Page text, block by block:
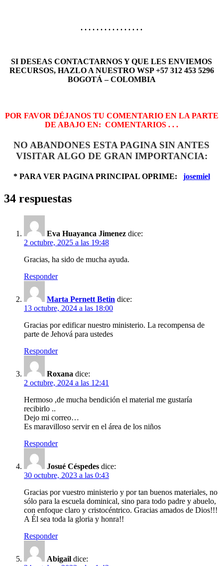
. . . . . . . . . . . . . . . .
SI DESEAS CONTACTARNOS Y QUE LES ENVIEMOS
RECURSOS, HAZLO A NUESTRO WSP +57 312 453 5296
BOGOTÁ – COLOMBIA
POR FAVOR DÉJANOS TU COMENTARIO EN LA PARTE
DE ABAJO EN: COMENTARIOS . . .
NO ABANDONES ESTA PAGINA SIN ANTES
VISITAR ALGO DE GRAN IMPORTANCIA:
* PARA VER PAGINA PRINCIPAL OPRIME: josemiel
34 respuestas
Eva Huayanca Jimenez dice:
2 octubre, 2025 a las 19:48
Gracias, ha sido de mucha ayuda.
Responder
Marta Pernett Betin dice:
13 octubre, 2024 a las 18:00
Gracias por edificar nuestro ministerio. La recompensa de
parte de Jehová para ustedes
Responder
Roxana dice:
2 octubre, 2024 a las 12:41
Hermoso ,de mucha bendición el material me gustaría
recibirlo ..
Dejo mi correo…
Es maravilloso servir en el área de los niños
Responder
Josué Céspedes dice:
30 octubre, 2023 a las 0:43
Gracias por vuestro ministerio y por tan buenos materiales, no
sólo para la escuela dominical, sino para todo padre y abuelo,
con enfoque claro y cristocéntrico. Gracias amados de Dios!!!
A Él sea toda la gloria y honra!!
Responder
Abigail dice: